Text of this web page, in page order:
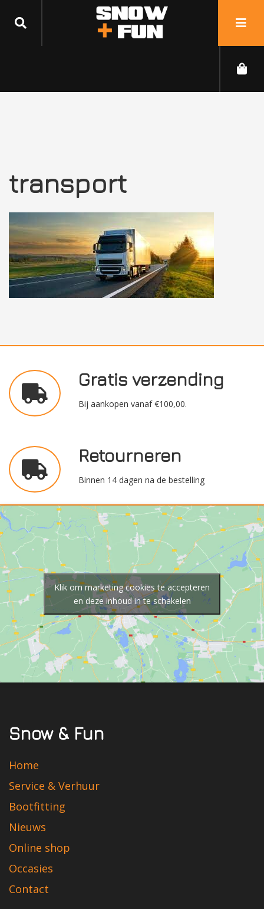
transport
Gratis verzending
Bij aankopen vanaf €100,00.
Retourneren
Binnen 14 dagen na de bestelling
Klik om marketing cookies te accepteren
en deze inhoud in te schakelen
Snow & Fun
Home
Service & Verhuur
Bootfitting
Nieuws
Online shop
Occasies
Contact